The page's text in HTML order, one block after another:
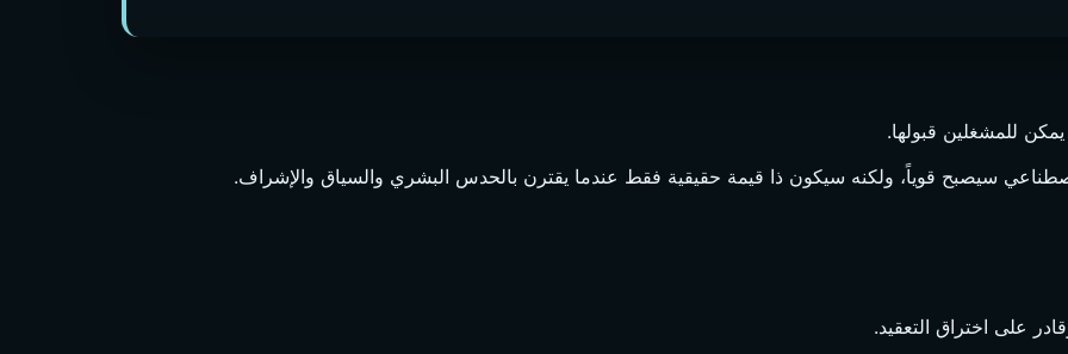
يمكن للمشغلين قبولها.
سيصبح قوياً، ولكنه سيكون ذا قيمة حقيقية فقط عندما يقترن بالحدس البشري والسياق والإشراف.
على اختراق التعقيد.